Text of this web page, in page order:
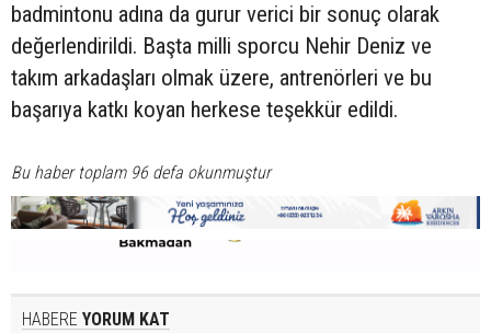
badmintonu adına da gurur verici bir sonuç olarak
değerlendirildi. Başta milli sporcu Nehir Deniz ve
takım arkadaşları olmak üzere, antrenörleri ve bu
başarıya katkı koyan herkese teşekkür edildi.
Bu haber toplam 96 defa okunmuştur
HABERE YORUM KAT